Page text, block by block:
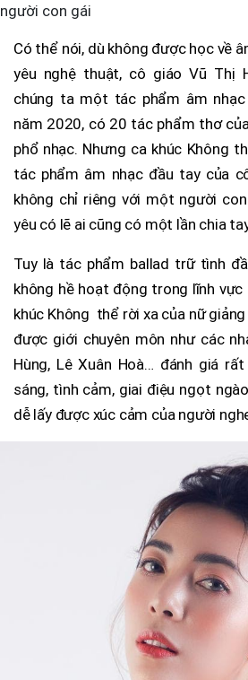
người con gái
Có thể nói, dù không được học về
yêu nghệ thuật, cô giáo Vũ Thị
chúng ta một tác phẩm âm
năm 2020, có 20 tác phẩm thơ
phổ nhạc. Nhưng ca khúc Không
tác phẩm âm nhạc đầu tay của
không chỉ riêng với một người
yêu có lẽ ai cũng có một lần chia
Tuy là tác phẩm ballad trữ tình
không hề hoạt động trong lĩnh vực
khúc Không thể rời xa của nữ
được giới chuyên môn như các
Hùng, Lê Xuân Hoà… đánh giá
sáng, tình cảm, giai điệu ngọt
dễ lấy được xúc cảm của người